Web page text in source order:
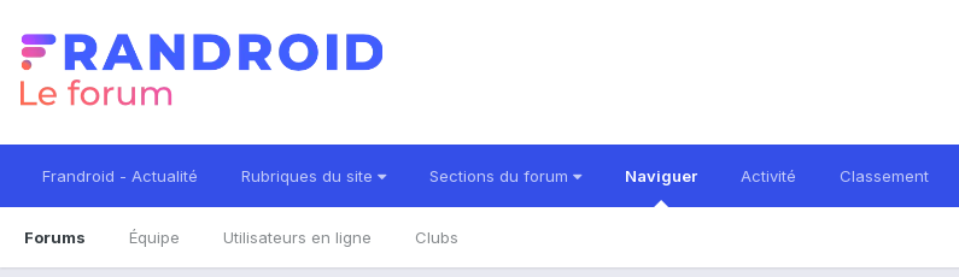
Frandroid - Actualité Rubriques du site Sections du forum Naviguer
Forums Équipe Utilisateurs en ligne Clubs
Activité Classement